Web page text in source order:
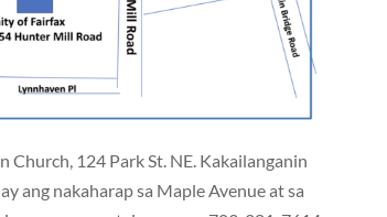
Church, 124 Park St. NE. Kakailanganin
ang nakaharap sa Maple Avenue at sa